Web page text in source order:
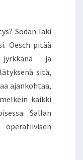
Sodan laki
Oesch pitää
ja
sitä,
ajankohtaa,
kaikki
Sallan